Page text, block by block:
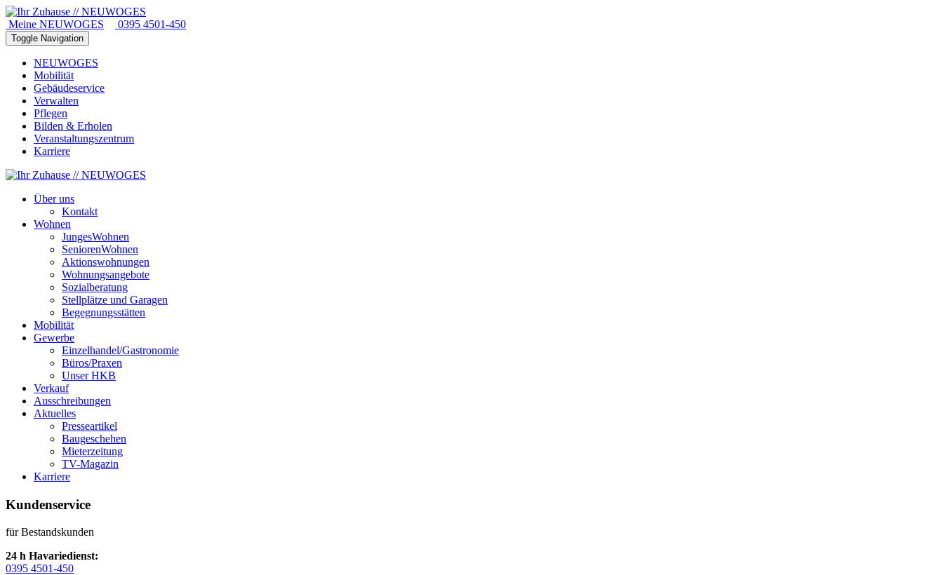
Meine NEUWOGES 0395 4501-450
Toggle Navigation
NEUWOGES
Mobilität
Gebäudeservice
Verwalten
Pflegen
Bilden & Erholen
Veranstaltungszentrum
Karriere
Über uns
Kontakt
Wohnen
JungesWohnen
SeniorenWohnen
Aktionswohnungen
Wohnungsangebote
Sozialberatung
Stellplätze und Garagen
Begegnungsstätten
Mobilität
Gewerbe
Einzelhandel/Gastronomie
Büros/Praxen
Unser HKB
Verkauf
Ausschreibungen
Aktuelles
Presseartikel
Baugeschehen
Mieterzeitung
TV-Magazin
Karriere
Kundenservice
für Bestandskunden
24 h Havariedienst:
0395 4501-450